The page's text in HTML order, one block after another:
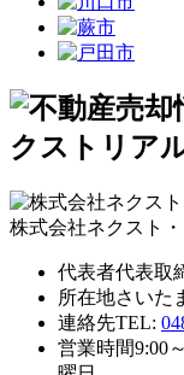
株式会社ネクスト
代表者代表取
所在地さいた
連絡先TEL:
営業時間9:00